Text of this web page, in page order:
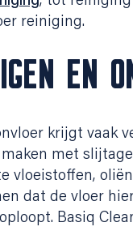
reiniging.
EN
krijgt vaak
met
vloeistoffen,
dat de vloer
Basiq